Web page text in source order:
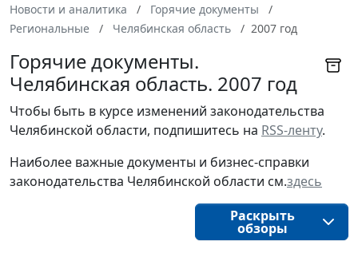
Новости и аналитика
Горячие документы
Региональные
Челябинская область 2007 год
Горячие документы.
Челябинская область. 2007 год
Чтобы быть в курсе изменений законодательства
Челябинской области, подпишитесь на RSS-ленту.
Наиболее важные документы и бизнес-справки
законодательства Челябинской области см.здесь
Раскрыть
обзоры